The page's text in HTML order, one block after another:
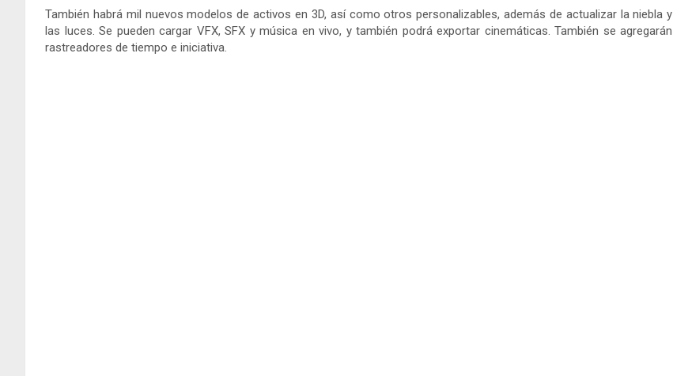
También habrá mil nuevos modelos de activos en 3D, así como otros personalizables, además de actualizar la niebla y
las luces. Se pueden cargar VFX, SFX y música en vivo, y también podrá exportar cinemáticas. También se agregarán
rastreadores de tiempo e iniciativa.